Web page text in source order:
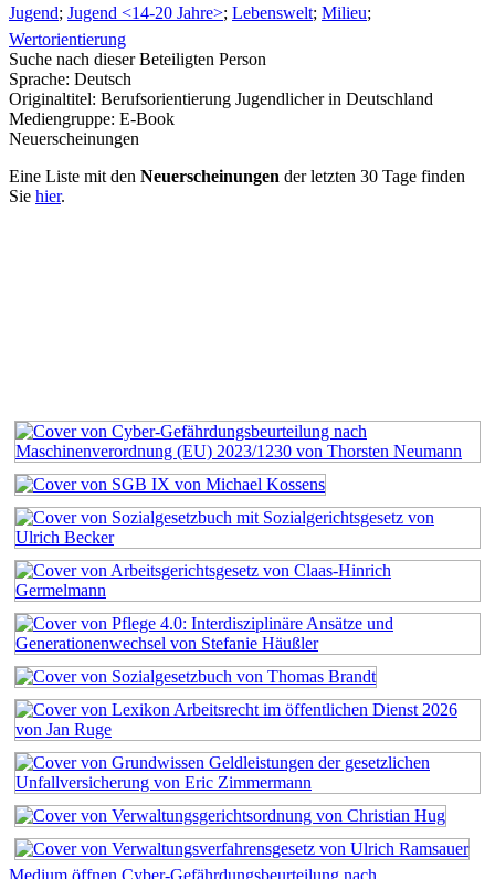
Jugend; Jugend <14-20 Jahre>; Lebenswelt; Milieu;
Wertorientierung
Suche nach dieser Beteiligten Person
Sprache: Deutsch
Originaltitel: Berufsorientierung Jugendlicher in Deutschland
Mediengruppe: E-Book
Neuerscheinungen
Eine Liste mit den Neuerscheinungen der letzten 30 Tage finden
Sie hier.
Medium öffnen Cyber-Gefährdungsbeurteilung nach